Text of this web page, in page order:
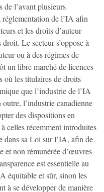
del’avantplusieurs
réglementation del’IA afin
etles droitsd’auteur
droit. Le secteur s’oppose à
ou à des régimes de
un libre marché de licences
où les titulaires de droits
que l’industrie de l’IA
outre, l’industriecanadienne
desdispositionsen
à cellesrécemmentintroduites
danssa Loi surl’IA, afin de
etnon rémunéréed’œuvres
estessentielleau
équitableetsûr, sinon les
à sedévelopperdemanière